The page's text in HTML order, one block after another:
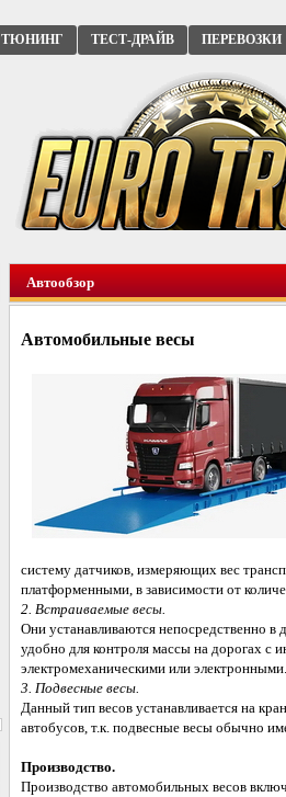
ТЮНИНГ ТЕСТ-ДРАЙВ ПЕРЕВОЗКИ
Автообзор
Автомобильные весы
систему датчиков, измеряющих вес
платформенными, в зависимости от
2. Встраиваемые весы.
Они устанавливаются непосредственно
удобно для контроля массы на дорогах
электромеханическими или электронными.
3. Подвесные весы.
Данный тип весов устанавливается на
автобусов, т.к. подвесные весы обычно
Производство.
Производство автомобильных весов